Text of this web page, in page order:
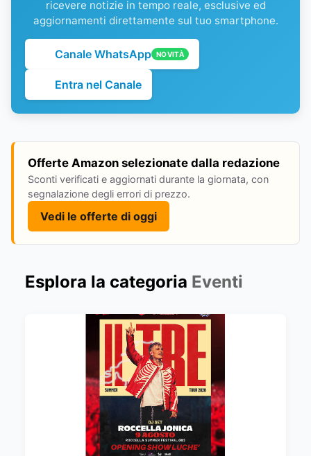
ricevere notizie in tempo reale, esclusive ed
aggiornamenti direttamente sul tuo smartphone.
Canale WhatsApp NOVITÀ
Entra nel Canale
Offerte Amazon selezionate dalla redazione
Sconti verificati e aggiornati durante la giornata, con
segnalazione degli errori di prezzo.
Vedi le offerte di oggi
Esplora la categoria Eventi